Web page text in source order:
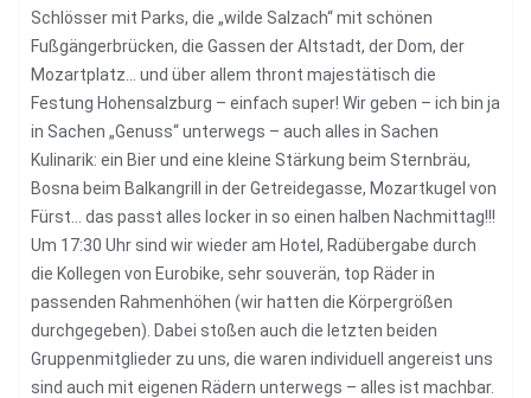
Schlösser mit Parks, die „wilde Salzach“ mit schönen
Fußgängerbrücken, die Gassen der Altstadt, der Dom, der
Mozartplatz… und über allem thront majestätisch die
Festung Hohensalzburg – einfach super! Wir geben – ich bin ja
in Sachen „Genuss“ unterwegs – auch alles in Sachen
Kulinarik: ein Bier und eine kleine Stärkung beim Sternbräu,
Bosna beim Balkangrill in der Getreidegasse, Mozartkugel von
Fürst… das passt alles locker in so einen halben Nachmittag!!!
Um 17:30 Uhr sind wir wieder am Hotel, Radübergabe durch
die Kollegen von Eurobike, sehr souverän, top Räder in
passenden Rahmenhöhen (wir hatten die Körpergrößen
durchgegeben). Dabei stoßen auch die letzten beiden
Gruppenmitglieder zu uns, die waren individuell angereist uns
sind auch mit eigenen Rädern unterwegs – alles ist machbar.